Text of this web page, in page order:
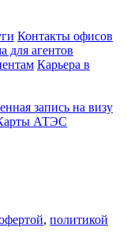
Контакты офисов
для агентов
Карьера в
запись на визу
АТЭС
, политикой